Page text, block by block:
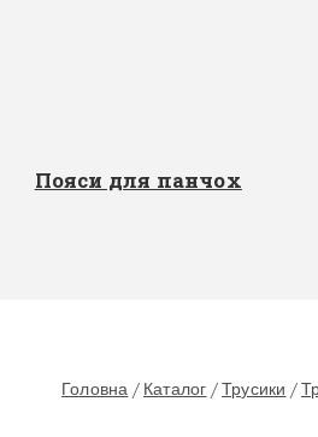
Пояси для панчох
Головна / Каталог /Трусики /